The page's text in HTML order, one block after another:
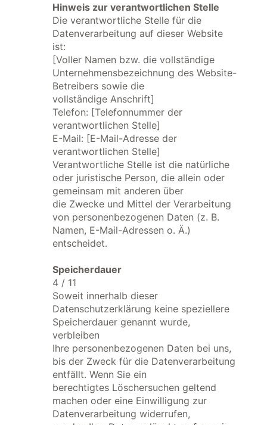
Hinweis zur verantwortlichen Stelle
Die verantwortliche Stelle für die
Datenverarbeitung auf dieser Website
ist:
[Voller Namen bzw. die vollständige
Unternehmensbezeichnung des Website-
Betreibers sowie die
vollständige Anschrift]
Telefon: [Telefonnummer der
verantwortlichen Stelle]
E-Mail: [E-Mail-Adresse der
verantwortlichen Stelle]
Verantwortliche Stelle ist die natürliche
oder juristische Person, die allein oder
gemeinsam mit anderen über
die Zwecke und Mittel der Verarbeitung
von personenbezogenen Daten (z. B.
Namen, E-Mail-Adressen o. Ä.)
entscheidet.
Speicherdauer
4 / 11
Soweit innerhalb dieser
Datenschutzerklärung keine speziellere
Speicherdauer genannt wurde,
verbleiben
Ihre personenbezogenen Daten bei uns,
bis der Zweck für die Datenverarbeitung
entfällt. Wenn Sie ein
berechtigtes Löschersuchen geltend
machen oder eine Einwilligung zur
Datenverarbeitung widerrufen,